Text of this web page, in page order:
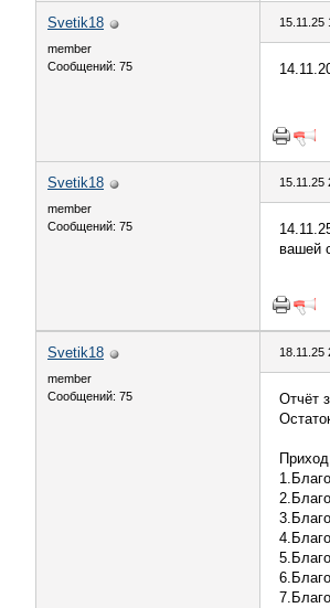
Svetik18
member
Сообщений: 75
15.11.25
Svetik18
member
Сообщений: 75
15.11.25
вашей
Svetik18
member
Сообщений: 75
18.11.25
Отчёт